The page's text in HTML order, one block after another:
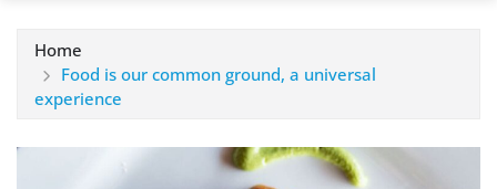
Home
Food is our common ground, a universal
experience